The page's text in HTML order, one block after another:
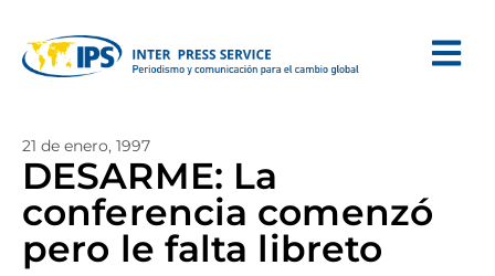
21 de enero, 1997
DESARME: La
conferencia comenzó
pero le falta libreto